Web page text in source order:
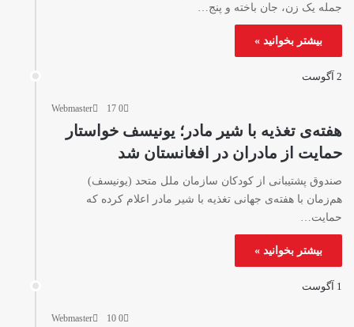
جمله یک زن، جان باخته و پنج…
بیشتر بخوانید »
2 آگوست
Webmaster 0
هفته‌ی تغذیه با شیر مادر؛ یونیسف خواستار
حمایت از مادران در افغانستان شد
صندوق پشتیبانی از کودکان سازمان ملل متحد (یونیسف)
هم‌زمان با هفته‌ی جهانی تغذیه با شیر مادر اعلام کرده که
حمایت…
بیشتر بخوانید »
1 آگوست
Webmaster 0